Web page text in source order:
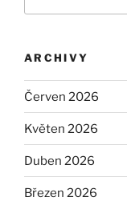
ARCHIVY
Červen 2026
Květen 2026
Duben 2026
Březen 2026